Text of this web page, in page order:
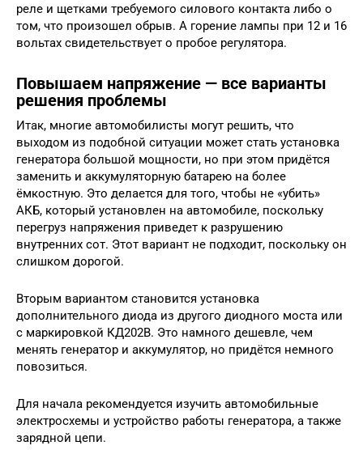
реле и щетками требуемого силового контакта либо о
том, что произошел обрыв. А горение лампы при 12 и 16
вольтах свидетельствует о пробое регулятора.
Повышаем напряжение — все варианты
решения проблемы
Итак, многие автомобилисты могут решить, что
выходом из подобной ситуации может стать установка
генератора большой мощности, но при этом придётся
заменить и аккумуляторную батарею на более
ёмкостную. Это делается для того, чтобы не «убить»
АКБ, который установлен на автомобиле, поскольку
перегруз напряжения приведет к разрушению
внутренних сот. Этот вариант не подходит, поскольку он
слишком дорогой.
Вторым вариантом становится установка
дополнительного диода из другого диодного моста или
с маркировкой КД202В. Это намного дешевле, чем
менять генератор и аккумулятор, но придётся немного
повозиться.
Для начала рекомендуется изучить автомобильные
электросхемы и устройство работы генератора, а также
зарядной цепи.